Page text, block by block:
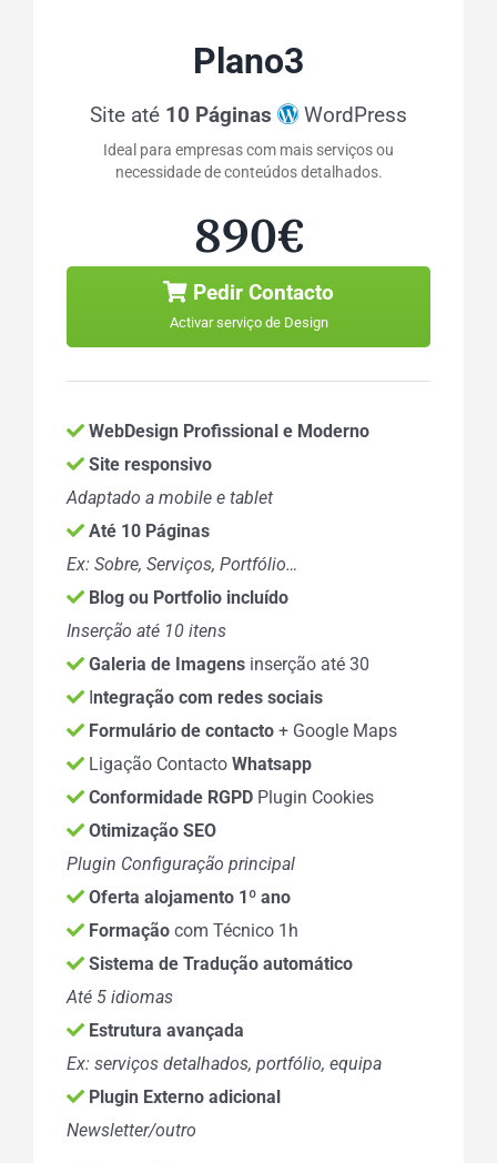
Plano3
Site até 10 Páginas WordPress
Ideal para empresas com mais serviços ou
necessidade de conteúdos detalhados.
890€
Pedir Contacto
Activar serviço de Design
WebDesign Profissional e Moderno
Site responsivo
Adaptado a mobile e tablet
Até 10 Páginas
Ex: Sobre, Serviços, Portfólio…
Blog ou Portfolio incluído
Inserção até 10 itens
Galeria de Imagensinserção até 30
Integração com redes sociais
Formulário de contacto+ Google Maps
Ligação Contacto Whatsapp
Conformidade RGPDPlugin Cookies
Otimização SEO
Plugin Configuração principal
Oferta alojamento 1º ano
Formaçãocom Técnico 1h
Sistema de Tradução automático
Até 5 idiomas
Estrutura avançada
Ex: serviços detalhados, portfólio, equipa
Plugin Externo adicional
Newsletter/outro